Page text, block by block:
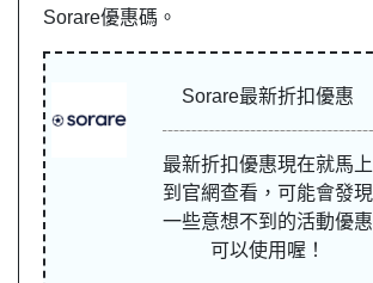
Sorare優惠碼。
Sorare最新折扣優惠
最新折扣優惠現在就馬上
到官網查看，可能會發現
一些意想不到的活動優惠
可以使用喔！